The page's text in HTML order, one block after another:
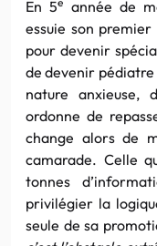
En 5
année de
essuie son
pour devenir
de devenir pédiatre
nature anxieuse,
ordonne de
change alors de
camarade. Celle
tonnes
privilégier la
seule de sa